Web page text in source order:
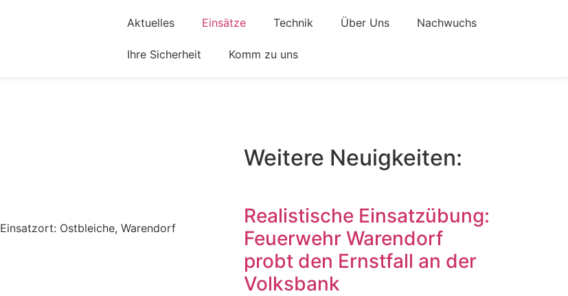
Aktuelles Einsätze Technik Über Uns Nachwuchs
Ihre Sicherheit Komm zu uns
Einsatzort: Ostbleiche, Warendorf
Weitere Neuigkeiten:
Realistische Einsatzübung:
Feuerwehr Warendorf
probt den Ernstfall an der
Volksbank